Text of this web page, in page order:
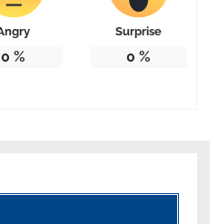
0 %
Surprise
0 %